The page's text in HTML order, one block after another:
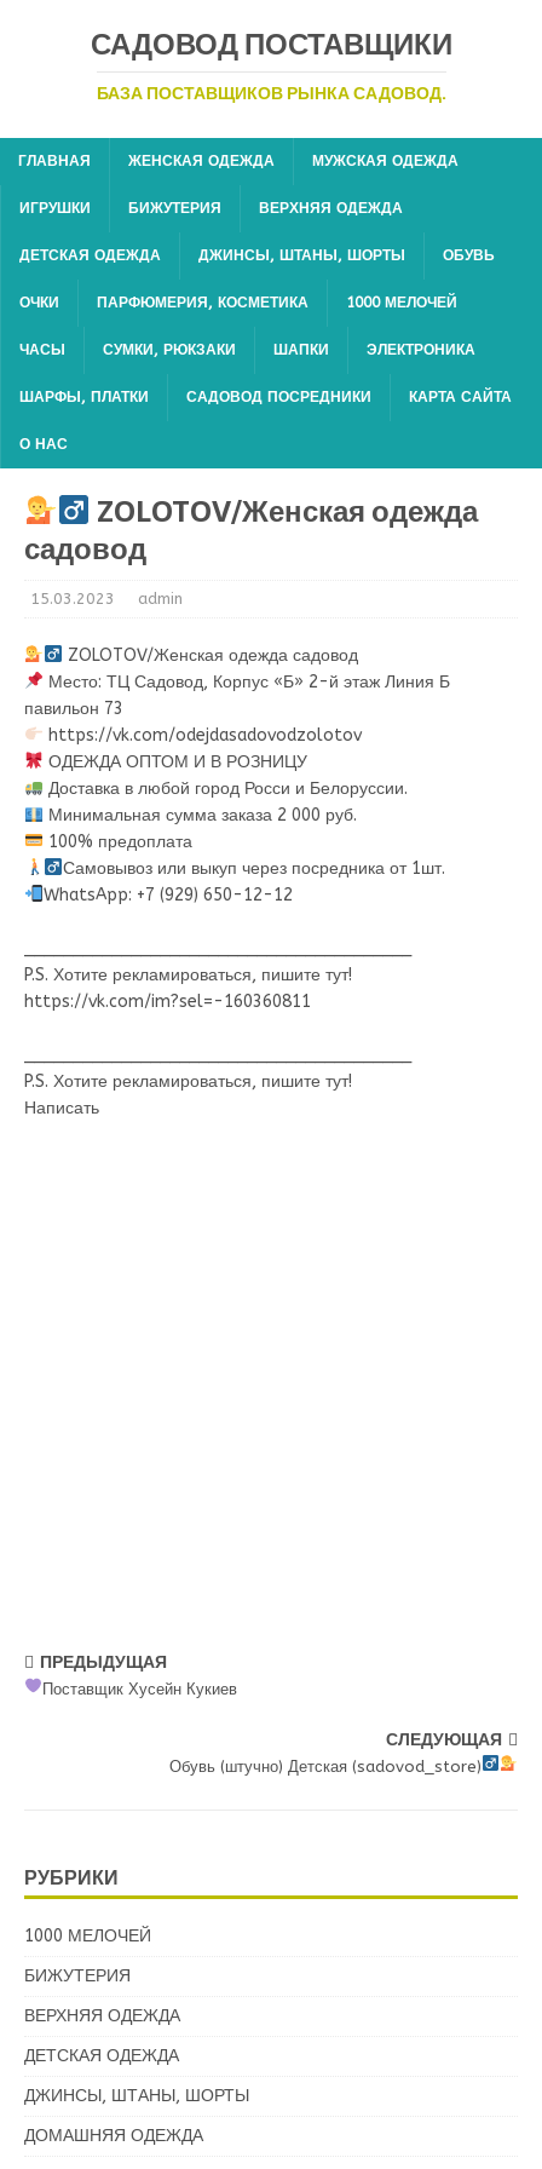
САДОВОД ПОСТАВЩИКИ
БАЗА ПОСТАВЩИКОВ РЫНКА САДОВОД.
ГЛАВНАЯ ЖЕНСКАЯ ОДЕЖДА МУЖСКАЯ ОДЕЖДА
ИГРУШКИ БИЖУТЕРИЯ ВЕРХНЯЯ ОДЕЖДА
ДЕТСКАЯ ОДЕЖДА ДЖИНСЫ, ШТАНЫ, ШОРТЫ ОБУВЬ
ОЧКИ ПАРФЮМЕРИЯ, КОСМЕТИКА 1000 МЕЛОЧЕЙ
ЧАСЫ СУМКИ, РЮКЗАКИ ШАПКИ ЭЛЕКТРОНИКА
ШАРФЫ, ПЛАТКИ САДОВОД ПОСРЕДНИКИ КАРТА САЙТА
О НАС
ZOLOTOV/Женская одежда
садовод
15.03.2023 admin
ZOLOTOV/Женская одежда садовод
Место: ТЦ Садовод, Корпус «Б» 2-й этаж Линия Б
павильон 73
https://vk.com/odejdasadovodzolotov
ОДЕЖДА ОПТОМ И В РОЗНИЦУ
Доставка в любой город Росси и Белоруссии.
Минимальная сумма заказа 2 000 руб.
100% предоплата
Самовывоз или выкуп через посредника от 1шт.
WhatsApp: +7 (929) 650-12-12
P.S. Хотите рекламироваться, пишите тут!
https://vk.com/im?sel=-160360811
P.S. Хотите рекламироваться, пишите тут!
Написать
ПРЕДЫДУЩАЯ
Поставщик Хусейн Кукиев
СЛЕДУЮЩАЯ
Обувь (штучно) Детская (sadovod_store)
РУБРИКИ
1000 МЕЛОЧЕЙ
БИЖУТЕРИЯ
ВЕРХНЯЯ ОДЕЖДА
ДЕТСКАЯ ОДЕЖДА
ДЖИНСЫ, ШТАНЫ, ШОРТЫ
ДОМАШНЯЯ ОДЕЖДА